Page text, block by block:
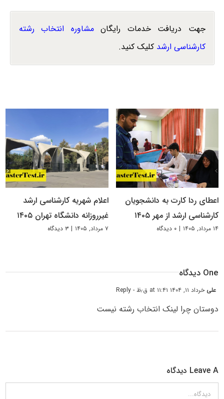
جهت دریافت خدمات رایگانمشاوره انتخاب رشته
کارشناسی ارشد کلیک کنید.
اعطای ردا کارت به دانشجویان
کارشناسی ارشد از مهر ۱۴۰۵
۱۴ مرداد, ۱۴۰۵ | ۰ دیدگاه
اعلام شهریه کارشناسی ارشد
غیرروزانه دانشگاه تهران ۱۴۰۵
۷ مرداد, ۱۴۰۵ | ۳ دیدگاه
One دیدگاه
علی خرداد ۱۱, ۱۴۰۴ at ۱۱:۴۱ ق٫ظ - Reply
دوستان چرا لینک انتخاب رشته نیست
Leave A دیدگاه
دیدگاه